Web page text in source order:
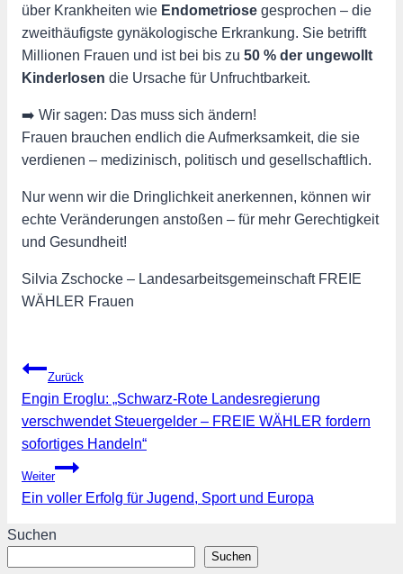
über Krankheiten wie Endometriose gesprochen – die
zweithäufigste gynäkologische Erkrankung. Sie betrifft
Millionen Frauen und ist bei bis zu 50 % der ungewollt
Kinderlosen die Ursache für Unfruchtbarkeit.
➡️ Wir sagen: Das muss sich ändern!
Frauen brauchen endlich die Aufmerksamkeit, die sie
verdienen – medizinisch, politisch und gesellschaftlich.
Nur wenn wir die Dringlichkeit anerkennen, können wir
echte Veränderungen anstoßen – für mehr Gerechtigkeit
und Gesundheit!
Silvia Zschocke – Landesarbeitsgemeinschaft FREIE
WÄHLER Frauen
Beitragsnavigation
Zurück
Engin Eroglu: „Schwarz-Rote Landesregierung
verschwendet Steuergelder – FREIE WÄHLER fordern
sofortiges Handeln“
Weiter
Ein voller Erfolg für Jugend, Sport und Europa
Suchen
Suchen